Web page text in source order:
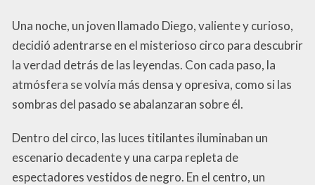
Una noche, un joven llamado Diego, valiente y curioso,
decidió adentrarse en el misterioso circo para descubrir
la verdad detrás de las leyendas. Con cada paso, la
atmósfera se volvía más densa y opresiva, como si las
sombras del pasado se abalanzaran sobre él.
Dentro del circo, las luces titilantes iluminaban un
escenario decadente y una carpa repleta de
espectadores vestidos de negro. En el centro, un